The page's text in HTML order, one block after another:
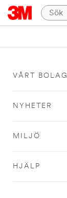
VÅRT BOLAG
NYHETER
MILJÖ
HJÄLP